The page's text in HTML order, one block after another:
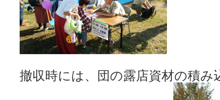
撤収時には、団の露店資材の積み